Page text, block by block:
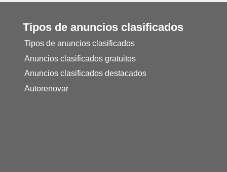
Tipos de anuncios clasificados
Tipos de anuncios clasificados
Anuncios clasificados gratuitos
Anuncios clasificados destacados
Autorenovar